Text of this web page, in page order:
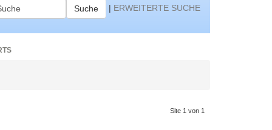
Suche | ERWEITERTE SUCHE
Site 1 von 1